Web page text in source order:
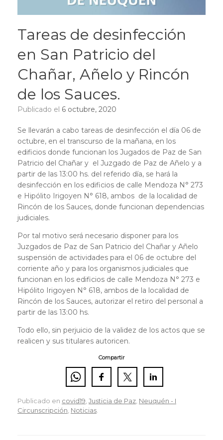
Tareas de desinfección
en San Patricio del
Chañar, Añelo y Rincón
de los Sauces.
Publicado el 6 octubre, 2020
Se llevarán a cabo tareas de desinfección el día 06 de
octubre, en el transcurso de la mañana, en los
edificios donde funcionan los Jugados de Paz de San
Patricio del Chañar y el Juzgado de Paz de Añelo y a
partir de las 13:00 hs. del referido día, se hará la
desinfección en los edificios de calle Mendoza N° 273
e Hipólito Irigoyen N° 618, ambos de la localidad de
Rincón de los Sauces, donde funcionan dependencias
judiciales.
Por tal motivo será necesario disponer para los
Juzgados de Paz de San Patricio del Chañar y Añelo
suspensión de actividades para el 06 de octubre del
corriente año y para los organismos judiciales que
funcionan en los edificios de calle Mendoza N° 273 e
Hipólito Irigoyen N° 618, ambos de la localidad de
Rincón de los Sauces, autorizar el retiro del personal a
partir de las 13:00 hs.
Todo ello, sin perjuicio de la validez de los actos que se
realicen y sus titulares autoricen.
Compartir
Publicado en covid19 Justicia de Paz Neuquén - I
Circunscripción Noticias